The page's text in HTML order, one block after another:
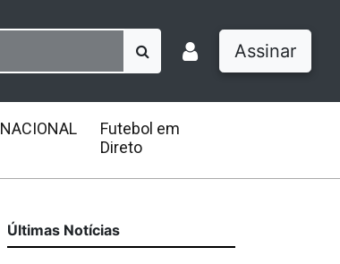
Assinar
NACIONAL
Futebol em
Direto
Últimas Notícias